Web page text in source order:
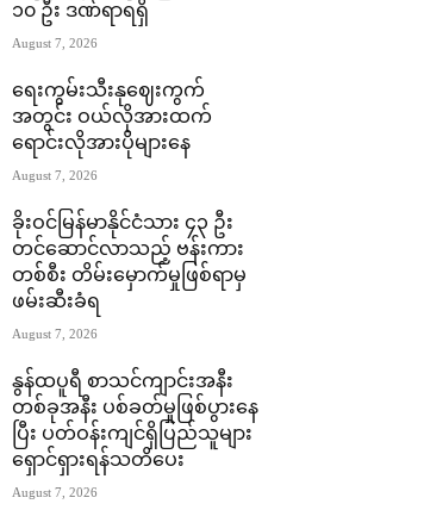
၁၀ ဦး ဒဏ်ရာရရှိ
August 7, 2026
ရေးကွမ်းသီးနုဈေးကွက်
အတွင်း ဝယ်လိုအားထက်
ရောင်းလိုအားပိုများနေ
August 7, 2026
ခိုးဝင်မြန်မာနိုင်ငံသား ၄၃ ဦး
တင်ဆောင်လာသည့် ဗန်းကား
တစ်စီး တိမ်းမှောက်မှုဖြစ်ရာမှ
ဖမ်းဆီးခံရ
August 7, 2026
နွန်ထပူရီ စာသင်ကျာင်းအနီး
တစ်ခုအနီး ပစ်ခတ်မှုဖြစ်ပွားနေ
ပြီး ပတ်ဝန်းကျင်ရှိပြည်သူများ
ရှောင်ရှားရန်သတိပေး
August 7, 2026